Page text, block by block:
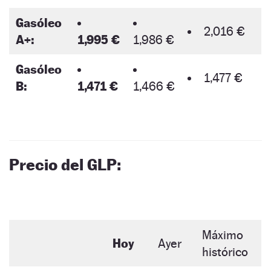
Gasóleo
A+:
1,995 € 1,986 €
2,016 €
Gasóleo
B:
1,471 € 1,466 €
1,477 €
Precio del GLP:
Hoy Ayer
Máximo
histórico